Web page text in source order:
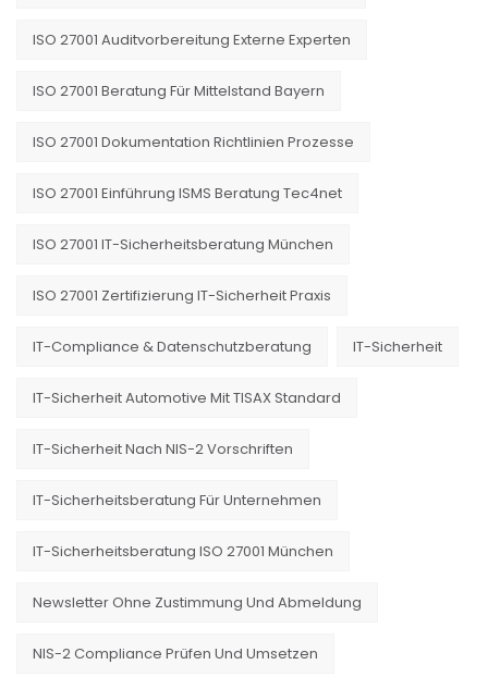
ISO 27001 Auditvorbereitung Externe Experten
ISO 27001 Beratung Für Mittelstand Bayern
ISO 27001 Dokumentation Richtlinien Prozesse
ISO 27001 Einführung ISMS Beratung Tec4net
ISO 27001 IT-Sicherheitsberatung München
ISO 27001 Zertifizierung IT-Sicherheit Praxis
IT-Compliance & Datenschutzberatung IT-Sicherheit
IT-Sicherheit Automotive Mit TISAX Standard
IT-Sicherheit Nach NIS-2 Vorschriften
IT-Sicherheitsberatung Für Unternehmen
IT-Sicherheitsberatung ISO 27001 München
Newsletter Ohne Zustimmung Und Abmeldung
NIS-2 Compliance Prüfen Und Umsetzen